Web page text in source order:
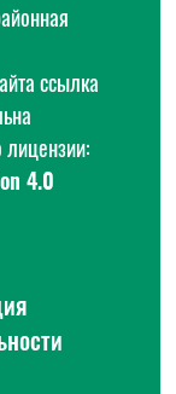
ссылка
лицензии:
4.0